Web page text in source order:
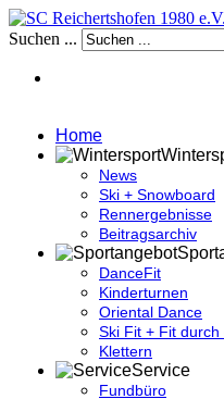
Suchen ...
Home
News
Ski + Snowboard
Rennergebnisse
Beitragsarchiv
DanceFit
Kinderturnen
Oriental Dance
Ski Fit + Fit
Klettern
Service
Fundbüro